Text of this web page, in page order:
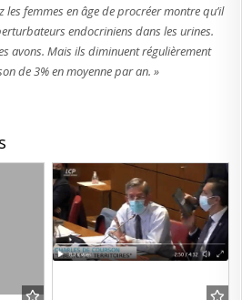
les femmes en âge de procréer montre qu’il
endocriniens dans les urines.
avons. Mais ils diminuent régulièrement
de 3% en moyenne par an. »